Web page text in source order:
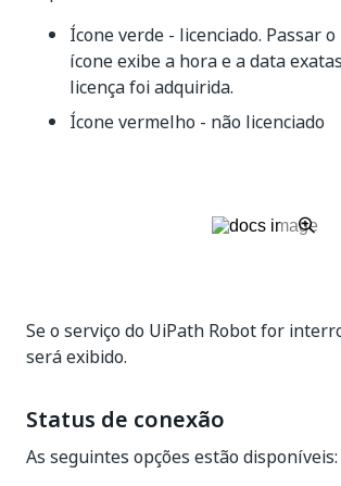
Ícone verde - licenciado. Passar
ícone exibe a hora e a data
licença foi adquirida.
Ícone vermelho - não licenciado
Se o serviço do UiPath Robot for
será exibido.
Status de conexão
As seguintes opções estão disponíveis: